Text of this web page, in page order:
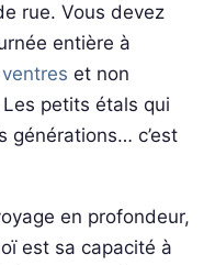
rue. Vous devez
entière à
ventres et non
petits étals qui
générations… c’est
en profondeur,
est sa capacité à